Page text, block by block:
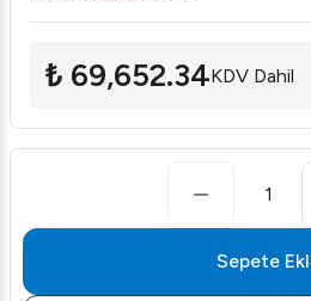
₺ 69,652.34KDV Dahil
1
Sepete